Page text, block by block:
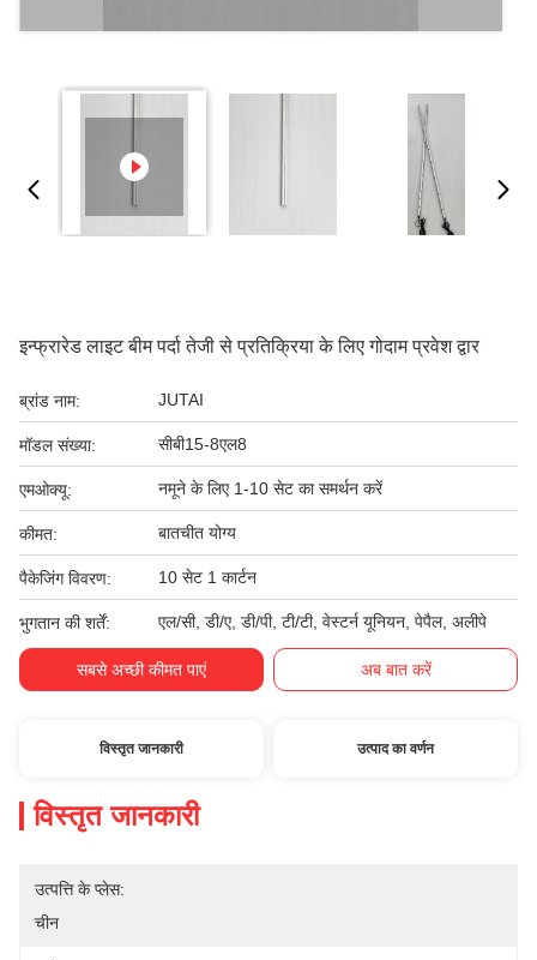
इन्फ्रारेड लाइट बीम पर्दा तेजी से प्रतिक्रिया के लिए गोदाम प्रवेश द्वार
ब्रांड नाम: JUTAI
मॉडल संख्या: सीबी15-8एल8
एमओक्यू: नमूने के लिए 1-10 सेट का समर्थन करें
कीमत: बातचीत योग्य
पैकेजिंग विवरण: 10 सेट 1 कार्टन
भुगतान की शर्तें: एल/सी, डी/ए, डी/पी, टी/टी, वेस्टर्न यूनियन, पेपैल, अलीपे
सबसे अच्छी कीमत पाएं अब बात करें
विस्तृत जानकारी उत्पाद का वर्णन
विस्तृत जानकारी
उत्पत्ति के प्लेस:
चीन